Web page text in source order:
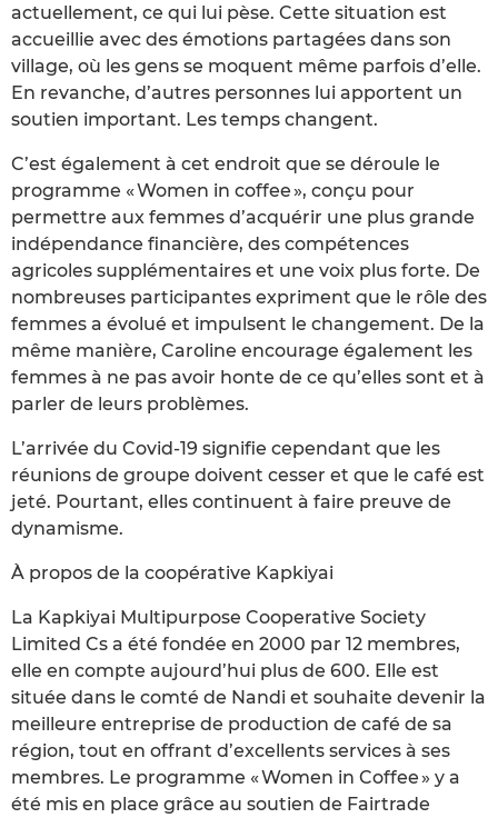
actuellement, ce qui lui pèse. Cette situation est
accueillie avec des émotions partagées dans son
village, où les gens se moquent même parfois d’elle.
En revanche, d’autres personnes lui apportent un
soutien important. Les temps changent.
C’est également à cet endroit que se déroule le
programme « Women in coffee », conçu pour
permettre aux femmes d’acquérir une plus grande
indépendance financière, des compétences
agricoles supplémentaires et une voix plus forte. De
nombreuses participantes expriment que le rôle des
femmes a évolué et impulsent le changement. De la
même manière, Caroline encourage également les
femmes à ne pas avoir honte de ce qu’elles sont et à
parler de leurs problèmes.
L’arrivée du Covid-19 signifie cependant que les
réunions de groupe doivent cesser et que le café est
jeté. Pourtant, elles continuent à faire preuve de
dynamisme.
À propos de la coopérative Kapkiyai
La Kapkiyai Multipurpose Cooperative Society
Limited Cs a été fondée en 2000 par 12 membres,
elle en compte aujourd’hui plus de 600. Elle est
située dans le comté de Nandi et souhaite devenir la
meilleure entreprise de production de café de sa
région, tout en offrant d’excellents services à ses
membres. Le programme « Women in Coffee » y a
été mis en place grâce au soutien de Fairtrade